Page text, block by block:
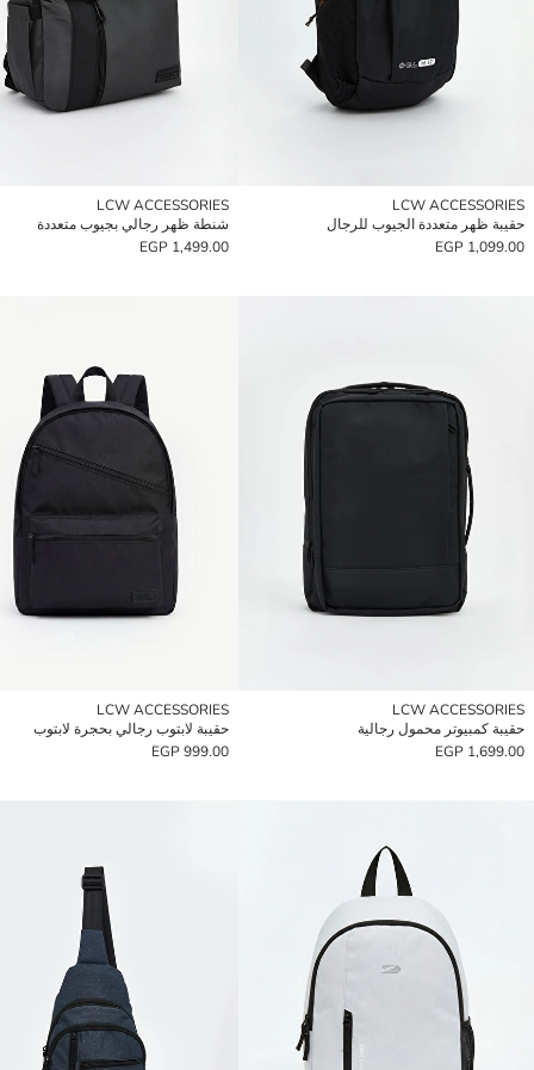
LCW ACCESSORIES
حقيبة ظهر متعددة الجيوب للرجال
1,099.00 EGP
LCW ACCESSORIES
شنطة ظهر رجالي بجيوب متعددة
1,499.00 EGP
LCW ACCESSORIES
حقيبة كمبيوتر محمول رجالية
1,699.00 EGP
LCW ACCESSORIES
حقيبة لابتوب رجالي بحجرة لابتوب
999.00 EGP